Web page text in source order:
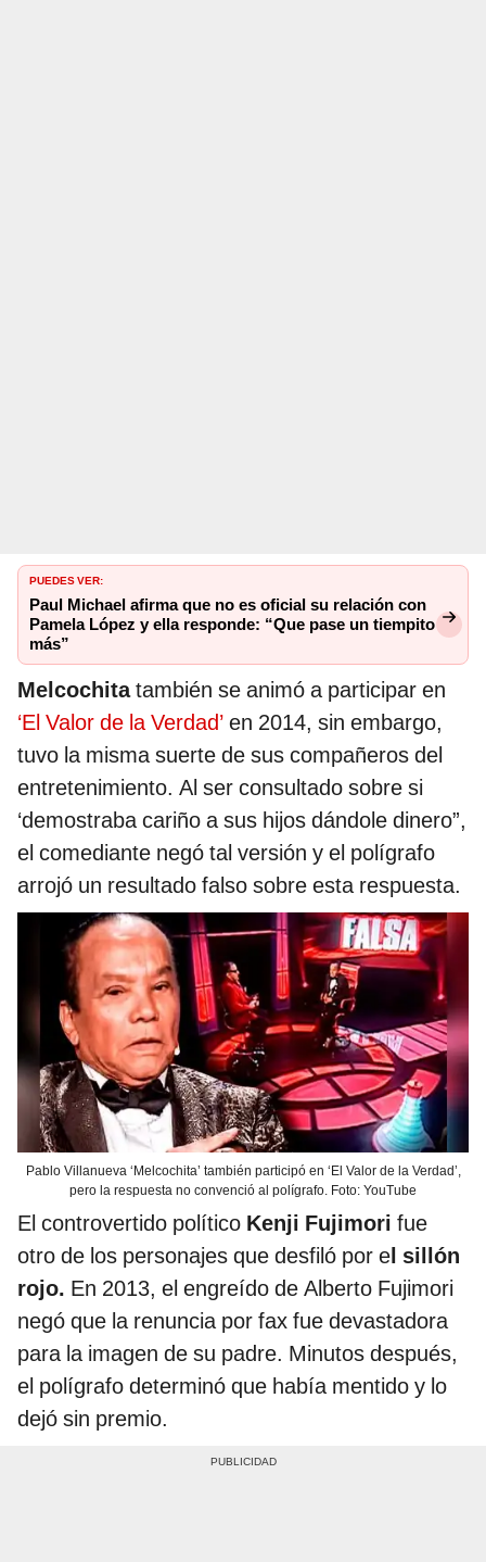
PUEDES VER:
Paul Michael afirma que no es oficial su relación con
Pamela López y ella responde: “Que pase un tiempito
más”
Melcochitatambién se animó a participar en
‘El Valor de la Verdad’ en 2014, sin embargo,
tuvo la misma suerte de sus compañeros del
entretenimiento. Al ser consultado sobre si
‘demostraba cariño a sus hijos dándole dinero”,
el comediante negó tal versión y el polígrafo
arrojó un resultado falso sobre esta respuesta.
Pablo Villanueva ‘Melcochita’ también participó en ‘El Valor de la Verdad’,
pero la respuesta no convenció al polígrafo. Foto: YouTube
El controvertido político Kenji Fujimori fue
otro de los personajes que desfiló por el sillón
rojo. En 2013, el engreído de Alberto Fujimori
negó que la renuncia por fax fue devastadora
para la imagen de su padre. Minutos después,
el polígrafo determinó que había mentido y lo
dejó sin premio.